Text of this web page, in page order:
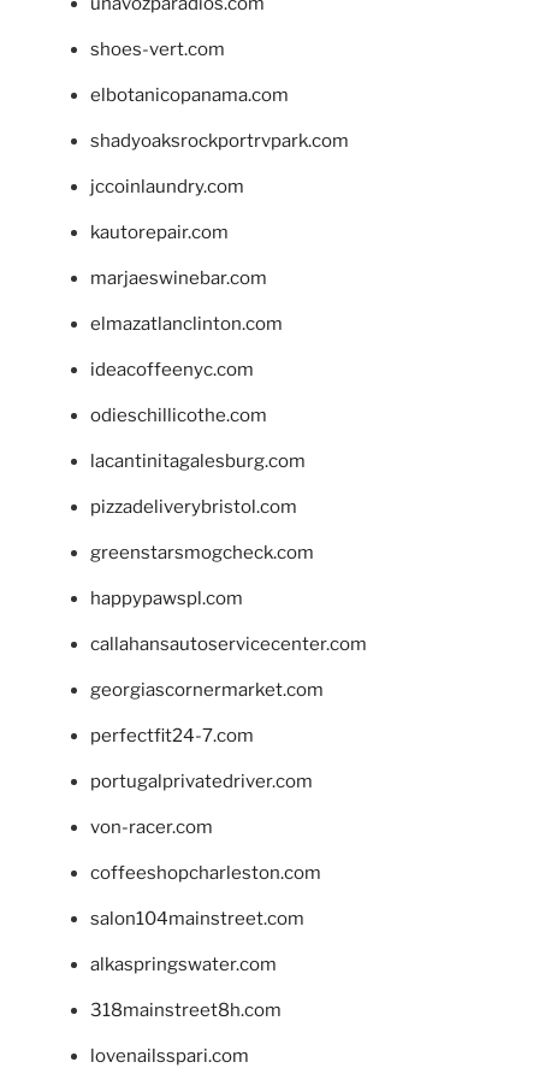
shoes-vert.com
elbotanicopanama.com
shadyoaksrockportrvpark.com
jccoinlaundry.com
kautorepair.com
marjaeswinebar.com
elmazatlanclinton.com
ideacoffeenyc.com
odieschillicothe.com
lacantinitagalesburg.com
pizzadeliverybristol.com
greenstarsmogcheck.com
happypawspl.com
callahansautoservicecenter.com
georgiascornermarket.com
perfectfit24-7.com
portugalprivatedriver.com
von-racer.com
coffeeshopcharleston.com
salon104mainstreet.com
alkaspringswater.com
318mainstreet8h.com
lovenailsspari.com